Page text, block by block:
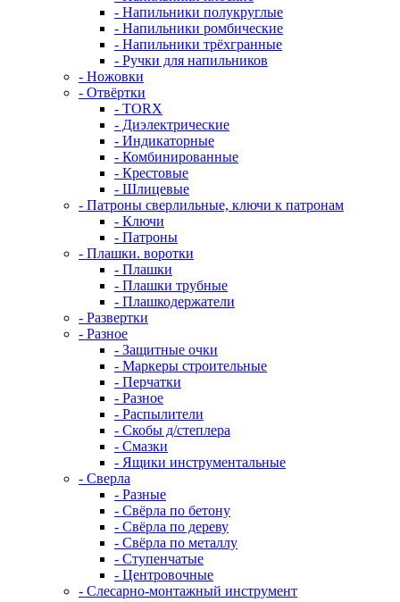
- Напильники полукруглые
- Напильники ромбические
- Напильники трёхгранные
- Ручки для напильников
- Ножовки
- Отвёртки
- TORX
- Диэлектрические
- Индикаторные
- Комбинированные
- Крестовые
- Шлицевые
- Патроны сверлильные, ключи к патронам
- Ключи
- Патроны
- Плашки. воротки
- Плашки
- Плашки трубные
- Плашкодержатели
- Развертки
- Разное
- Защитные очки
- Маркеры строительные
- Перчатки
- Разное
- Распылители
- Скобы д/степлера
- Смазки
- Ящики инструментальные
- Сверла
- Разные
- Свёрла по бетону
- Свёрла по дереву
- Свёрла по металлу
- Ступенчатые
- Центровочные
- Слесарно-монтажный инструмент